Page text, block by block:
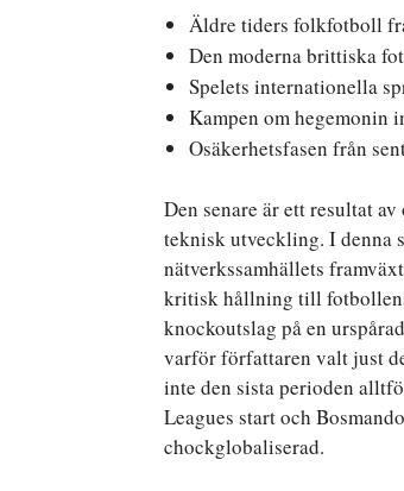
Äldre tiders folkfotboll
Den moderna brittiska
Spelets internationella
Kampen om hegemonin
Osäkerhetsfasen från
Den senare är ett resultat
teknisk utveckling. I denna
nätverkssamhällets
kritisk hållning till
knockoutslag på en
varför författaren valt just
inte den sista perioden
Leagues start och
chockglobaliserad.